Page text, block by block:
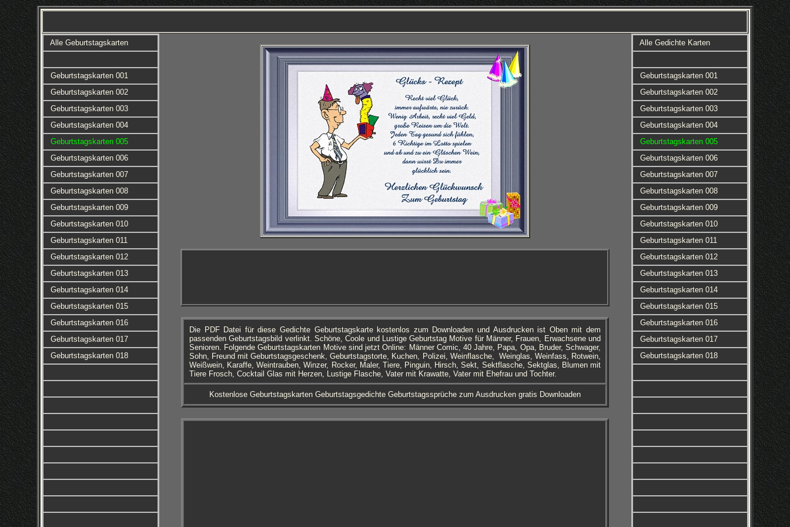
Alle Geburtstagskarten
Geburtstagskarten 001
Geburtstagskarten 002
Geburtstagskarten 003
Geburtstagskarten 004
Geburtstagskarten 005
Geburtstagskarten 006
Geburtstagskarten 007
Geburtstagskarten 008
Geburtstagskarten 009
Geburtstagskarten 010
Geburtstagskarten 011
Geburtstagskarten 012
Geburtstagskarten 013
Geburtstagskarten 014
Geburtstagskarten 015
Geburtstagskarten 016
Geburtstagskarten 017
Geburtstagskarten 018
Die PDF Datei für diese Gedichte Geburtstagskarte kostenlos zum Downloaden und Ausdrucken ist Oben mit dem
passenden Geburtstagsbild verlinkt. Schöne, Coole und Lustige Geburtstag Motive für Männer, Frauen, Erwachsene und
Senioren. Folgende Geburtstagskarten Motive sind jetzt Online: Männer Comic, 40 Jahre, Papa, Opa, Bruder, Schwager,
Sohn, Freund mit Geburtstagsgeschenk, Geburtstagstorte, Kuchen, Polizei, Weinflasche, Weinglas, Weinfass, Rotwein,
Weißwein, Karaffe, Weintrauben, Winzer, Rocker, Maler, Tiere, Pinguin, Hirsch, Sekt, Sektflasche, Sektglas, Blumen mit
Tiere Frosch, Cocktail Glas mit Herzen, Lustige Flasche, Vater mit Krawatte, Vater mit Ehefrau und Tochter.
Kostenlose Geburtstagskarten Geburtstagsgedichte Geburtstagssprüche zum Ausdrucken gratis Downloaden
Alle Gedichte Karten
Geburtstagskarten 001
Geburtstagskarten 002
Geburtstagskarten 003
Geburtstagskarten 004
Geburtstagskarten 005
Geburtstagskarten 006
Geburtstagskarten 007
Geburtstagskarten 008
Geburtstagskarten 009
Geburtstagskarten 010
Geburtstagskarten 011
Geburtstagskarten 012
Geburtstagskarten 013
Geburtstagskarten 014
Geburtstagskarten 015
Geburtstagskarten 016
Geburtstagskarten 017
Geburtstagskarten 018